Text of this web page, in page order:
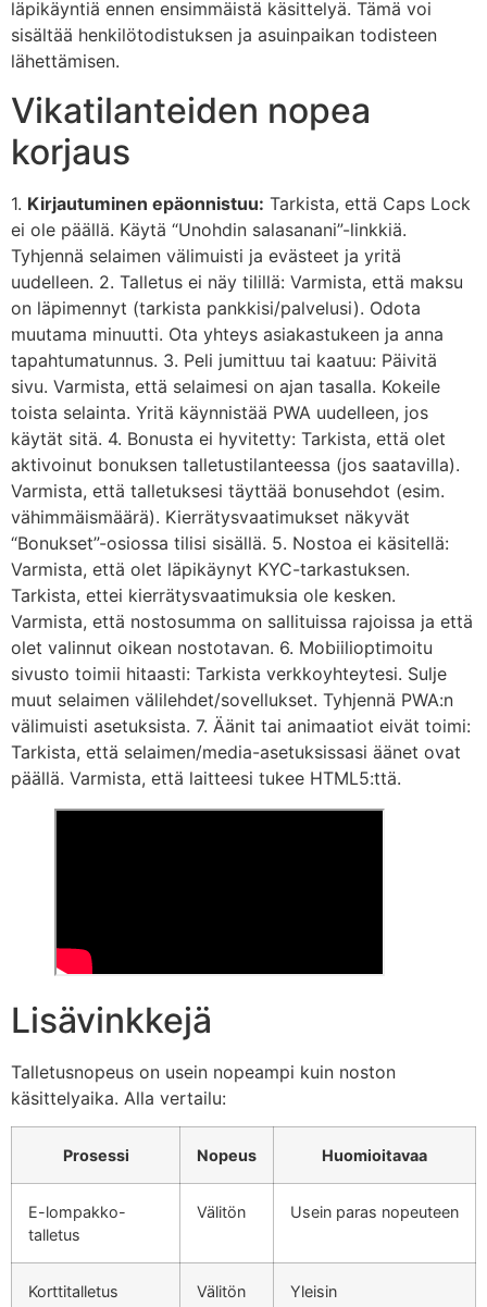
läpikäyntiä ennen ensimmäistä käsittelyä. Tämä voi
sisältää henkilötodistuksen ja asuinpaikan todisteen
lähettämisen.
Vikatilanteiden nopea
korjaus
1. Kirjautuminen epäonnistuu: Tarkista, että Caps Lock
ei ole päällä. Käytä “Unohdin salasanani”-linkkiä.
Tyhjennä selaimen välimuisti ja evästeet ja yritä
uudelleen. 2. Talletus ei näy tilillä: Varmista, että maksu
on läpimennyt (tarkista pankkisi/palvelusi). Odota
muutama minuutti. Ota yhteys asiakastukeen ja anna
tapahtumatunnus. 3. Peli jumittuu tai kaatuu: Päivitä
sivu. Varmista, että selaimesi on ajan tasalla. Kokeile
toista selainta. Yritä käynnistää PWA uudelleen, jos
käytät sitä. 4. Bonusta ei hyvitetty: Tarkista, että olet
aktivoinut bonuksen talletustilanteessa (jos saatavilla).
Varmista, että talletuksesi täyttää bonusehdot (esim.
vähimmäismäärä). Kierrätysvaatimukset näkyvät
“Bonukset”-osiossa tilisi sisällä. 5. Nostoa ei käsitellä:
Varmista, että olet läpikäynyt KYC-tarkastuksen.
Tarkista, ettei kierrätysvaatimuksia ole kesken.
Varmista, että nostosumma on sallituissa rajoissa ja että
olet valinnut oikean nostotavan. 6. Mobiilioptimoitu
sivusto toimii hitaasti: Tarkista verkkoyhteytesi. Sulje
muut selaimen välilehdet/sovellukset. Tyhjennä PWA:n
välimuisti asetuksista. 7. Äänit tai animaatiot eivät toimi:
Tarkista, että selaimen/media-asetuksissasi äänet ovat
päällä. Varmista, että laitteesi tukee HTML5:ttä.
Lisävinkkejä
Talletusnopeus on usein nopeampi kuin noston
käsittelyaika. Alla vertailu:
Prosessi Nopeus Huomioitavaa
E-lompakko-
talletus
Välitön Usein paras nopeuteen
Korttitalletus Välitön Yleisin